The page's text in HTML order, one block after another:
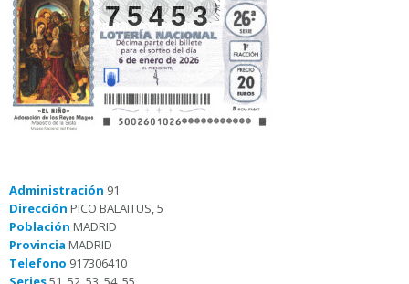
75453
Administración 91
Dirección PICO BALAITUS, 5
Población MADRID
Provincia MADRID
Telefono 917306410